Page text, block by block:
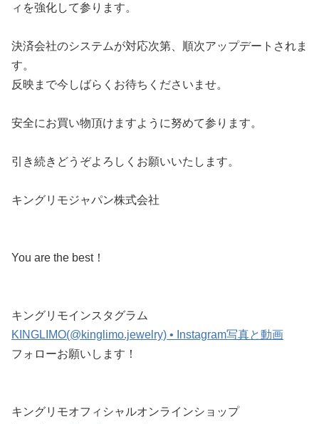
ィを強化して参ります。
決済会社のシステムが対応次第、順次アップデートされま
す。
反映まで今しばらくお待ちくださいませ。
安全にお買い物頂けますように努めて参ります。
引き続きどうぞよろしくお願いいたします。
キングリモジャパン株式会社
You are the best ！
キングリモインスタグラム
KINGLIMO(@kinglimo.jewelry) • Instagram写真と動画
フォローお願いします！
キングリモオフィシャルオンラインショップ